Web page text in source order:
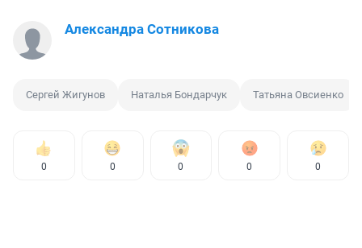
Александра Сотникова
Сергей Жигунов Наталья Бондарчук Татьяна Овсиенко
0 0 0 0 0